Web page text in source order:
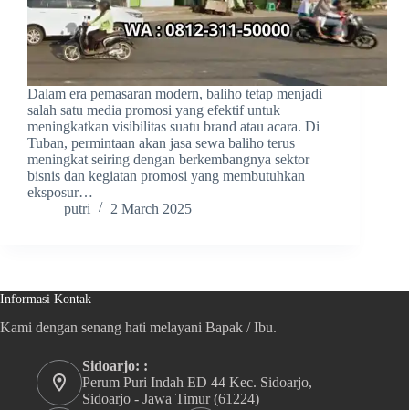
Dalam era pemasaran modern, baliho tetap menjadi
salah satu media promosi yang efektif untuk
meningkatkan visibilitas suatu brand atau acara. Di
Tuban, permintaan akan jasa sewa baliho terus
meningkat seiring dengan berkembangnya sektor
bisnis dan kegiatan promosi yang membutuhkan
eksposur…
putri
2 March 2025
Informasi Kontak
Kami dengan senang hati melayani Bapak / Ibu.
Sidoarjo: :
Perum Puri Indah ED 44 Kec. Sidoarjo,
Sidoarjo - Jawa Timur (61224)